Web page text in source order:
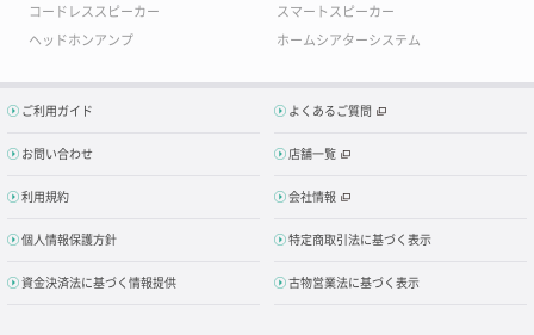
コードレススピーカー
スマートスピーカー
ヘッドホンアンプ
ホームシアターシステム
ご利用ガイド よくあるご質問
お問い合わせ 店舗一覧
利用規約 会社情報
個人情報保護方針 特定商取引法に基づく表示
資金決済法に基づく情報提供 古物営業法に基づく表示